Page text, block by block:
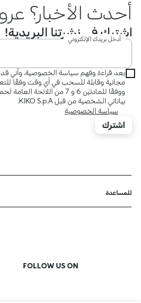
أحدث الأخبار؟
اشترك في نشرتنا البريدية!
أدخل بريدك الإلكتروني
مجانية وقابلة للسحب في أي وقت وفقًا
بياناتي الشخصية من قبل KIKO S.p.A.
سياسة الخصوصية
اشترك
للمساعدة
FOLLOW US ON